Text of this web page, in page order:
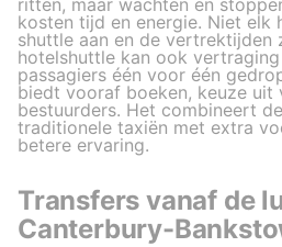
ritten, maar wachten en
kosten tijd en energie. Niet elk
shuttle aan en de vertrektijden
hotelshuttle kan ook
passagiers één voor één
biedt vooraf boeken, keuze uit
bestuurders. Het combineert
traditionele taxiën met extra
betere ervaring.
Transfers vanaf de
Canterbury-